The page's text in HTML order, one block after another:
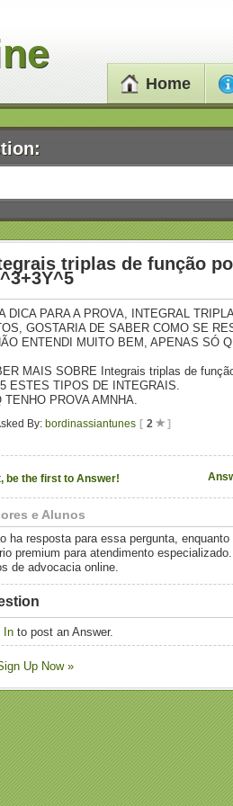
Home
triplas de função
DICA PARA A PROVA, INTEGRAL
GOSTARIA DE SABER COMO SE
ENTENDI MUITO BEM, APENAS SÓ
MAIS SOBRE Integrais triplas de
ESTES TIPOS DE INTEGRAIS.
PROVA AMNHA.
By: bordinassiantunes [ 2 ]
be the first to Answer!
e Alunos
ha resposta para essa pergunta,
premium para atendimento
de advocacia online.
In to post an Answer.
Up Now »